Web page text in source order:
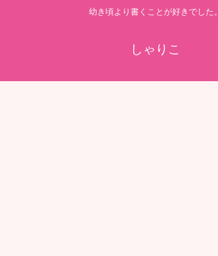
幼き頃より書くことが好きでした。
しゃりこ